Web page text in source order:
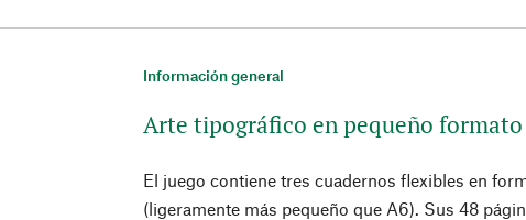
Información general
Arte tipográfico en pequeño formato
El juego contiene tres cuadernos flexibles en
(ligeramente más pequeño que A6). Sus 48